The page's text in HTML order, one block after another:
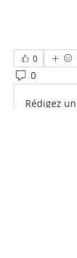
0
0
Rédigez